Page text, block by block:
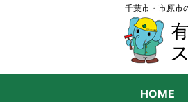
千葉市・市原市
HOME